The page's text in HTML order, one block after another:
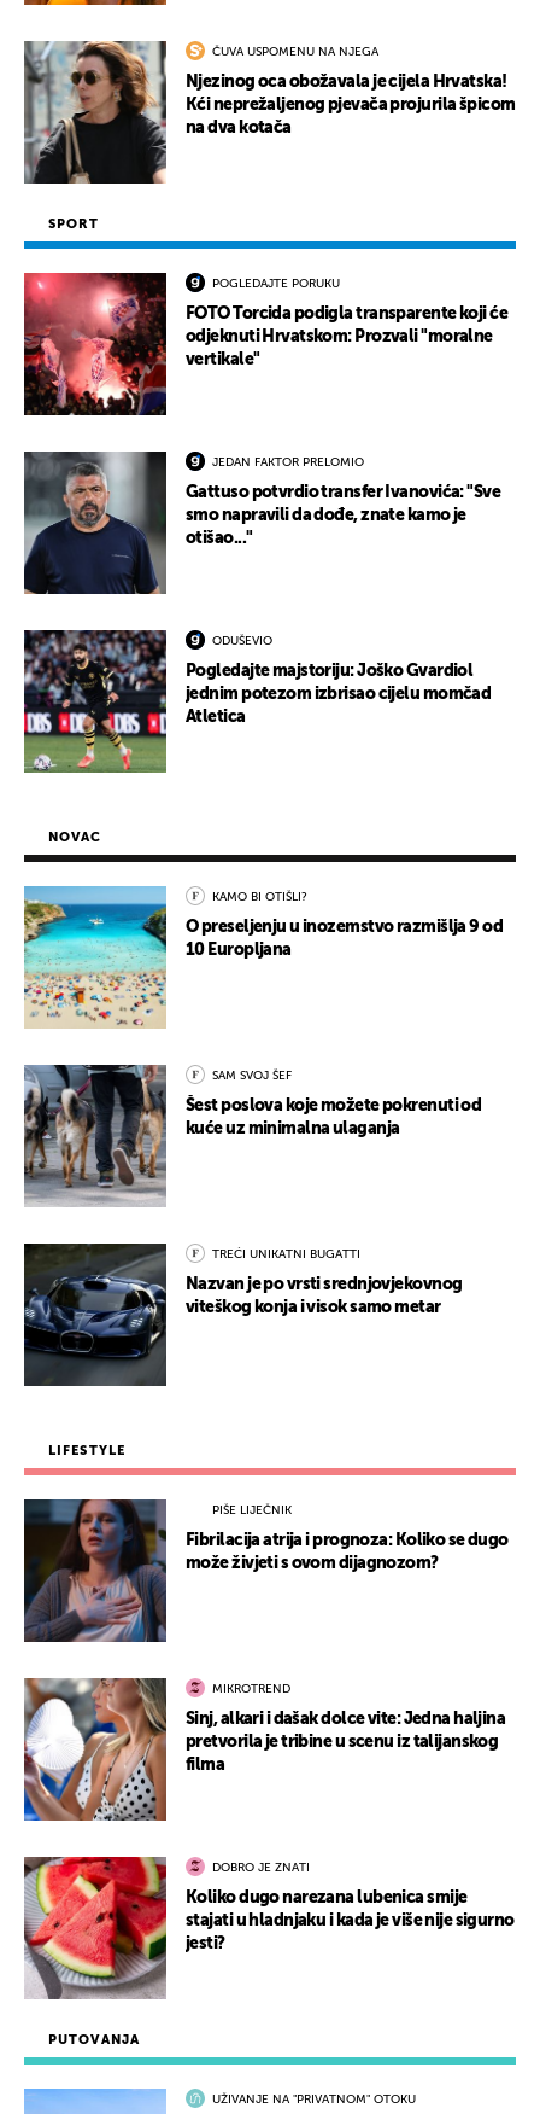
ČUVA USPOMENU NA NJEGA
Njezinog oca obožavala je cijela Hrvatska!
Kći neprežaljenog pjevača projurila špicom
na dva kotača
SPORT
POGLEDAJTE PORUKU
FOTO Torcida podigla transparente koji će
odjeknuti Hrvatskom: Prozvali "moralne
vertikale"
JEDAN FAKTOR PRELOMIO
Gattuso potvrdio transfer Ivanovića: "Sve
smo napravili da dođe, znate kamo je
otišao..."
ODUŠEVIO
Pogledajte majstoriju: Joško Gvardiol
jednim potezom izbrisao cijelu momčad
Atletica
PUTOVANJA
UŽIVANJE NA "PRIVATNOM" OTOKU
NOVAC
KAMO BI OTIŠLI?
O preseljenju u inozemstvo razmišlja 9 od
10 Europljana
SAM SVOJ ŠEF
Šest poslova koje možete pokrenuti od
kuće uz minimalna ulaganja
TREĆI UNIKATNI BUGATTI
Nazvan je po vrsti srednjovjekovnog
viteškog konja i visok samo metar
LIFESTYLE
PIŠE LIJEČNIK
Fibrilacija atrija i prognoza: Koliko se dugo
može živjeti s ovom dijagnozom?
MIKROTREND
Sinj, alkari i dašak dolce vite: Jedna haljina
pretvorila je tribine u scenu iz talijanskog
filma
DOBRO JE ZNATI
Koliko dugo narezana lubenica smije
stajati u hladnjaku i kada je više nije sigurno
jesti?